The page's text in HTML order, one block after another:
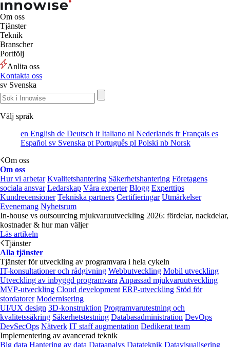
Om oss
Tjänster
Teknik
Branscher
Portfölj
Anlita oss
Kontakta oss
sv Svenska
Välj språk
en English de Deutsch it Italiano nl Nederlands frFrançais es
Español sv Svenska pt Português pl Polski nb Norsk
Om oss
Om oss
Hur vi arbetar Kvalitetshantering Säkerhetshantering Företagens
sociala ansvar Ledarskap Våra experter Blogg Experttips
Kundrecensioner Tekniska partners Certifieringar Utmärkelser
Evenemang Nyhetsrum
In-house vs outsourcing mjukvaruutveckling 2026: fördelar, nackdelar,
kostnader & hur man väljer
Läs artikeln
Tjänster
Alla tjänster
Tjänster för utveckling av programvara i hela cykeln
IT-konsultationer och rådgivning Webbutveckling Mobil utveckling
Utveckling av inbyggd programvara Anpassad mjukvaruutveckling
MVP-utveckling Cloud development ERP-utveckling Stöd för
stordatorer Modernisering
UI/UX design 3D-konstruktion Programvarutestning och
kvalitetssäkring Säkerhetstestning Databasadministration DevOps
DevSecOps Nätverk IT staff augmentation Dedikerat team
Implementering av avancerad teknik
Big data Hantering av data Dataanalys Datateknik Datavisualisering